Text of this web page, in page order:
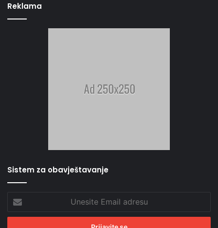
Reklama
Sistem za obavještavanje
Email
adresu